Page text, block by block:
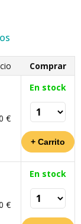
Comprar
€
En stock
€
En stock